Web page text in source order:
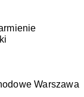
Warszawa